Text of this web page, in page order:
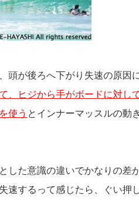
頭が後ろへ下がり失速の原因
、ヒジから手がボードに対し
使う とインナーマッスルの動
した意識の違いでかなりの差
速するって感じたら、ぐい押